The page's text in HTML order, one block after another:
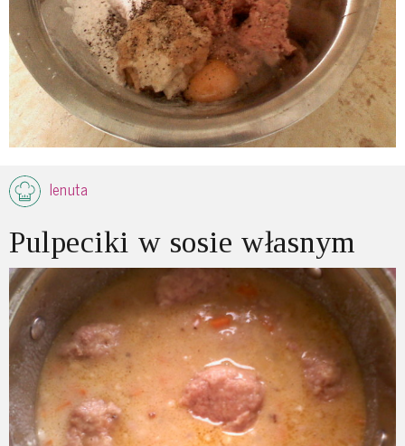
lenuta
Pulpeciki w sosie własnym